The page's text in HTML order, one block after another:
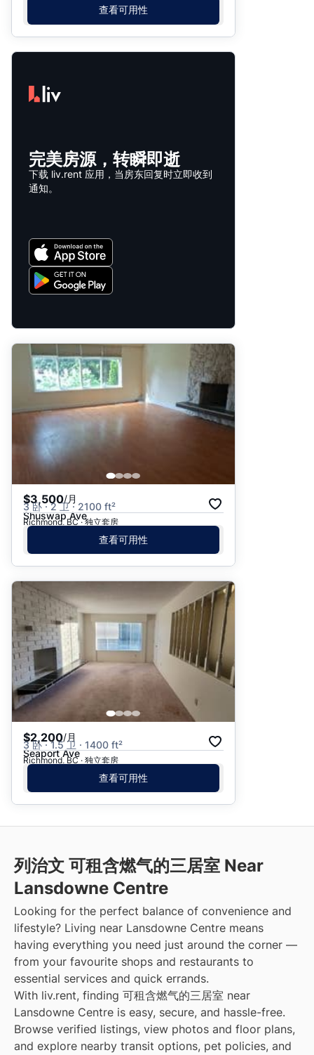
查看可用性
完美房源，转瞬即逝
下载 liv.rent 应用，当房东回复时立即收到
通知。
$3,500/月
3 卧 · 2 卫 · 2100 ft²
Shuswap Ave
Richmond, BC · 独立套房
查看可用性
$2,200/月
3 卧 · 1.5 卫 · 1400 ft²
Seaport Ave
Richmond, BC · 独立套房
查看可用性
列治文 可租含燃气的三居室 Near
Lansdowne Centre
Looking for the perfect balance of convenience and
lifestyle? Living near Lansdowne Centre means
having everything you need just around the corner —
from your favourite shops and restaurants to
essential services and quick errands.
With liv.rent, finding 可租含燃气的三居室 near
Lansdowne Centre is easy, secure, and hassle-free.
Browse verified listings, view photos and floor plans,
and explore nearby transit options, pet policies, and